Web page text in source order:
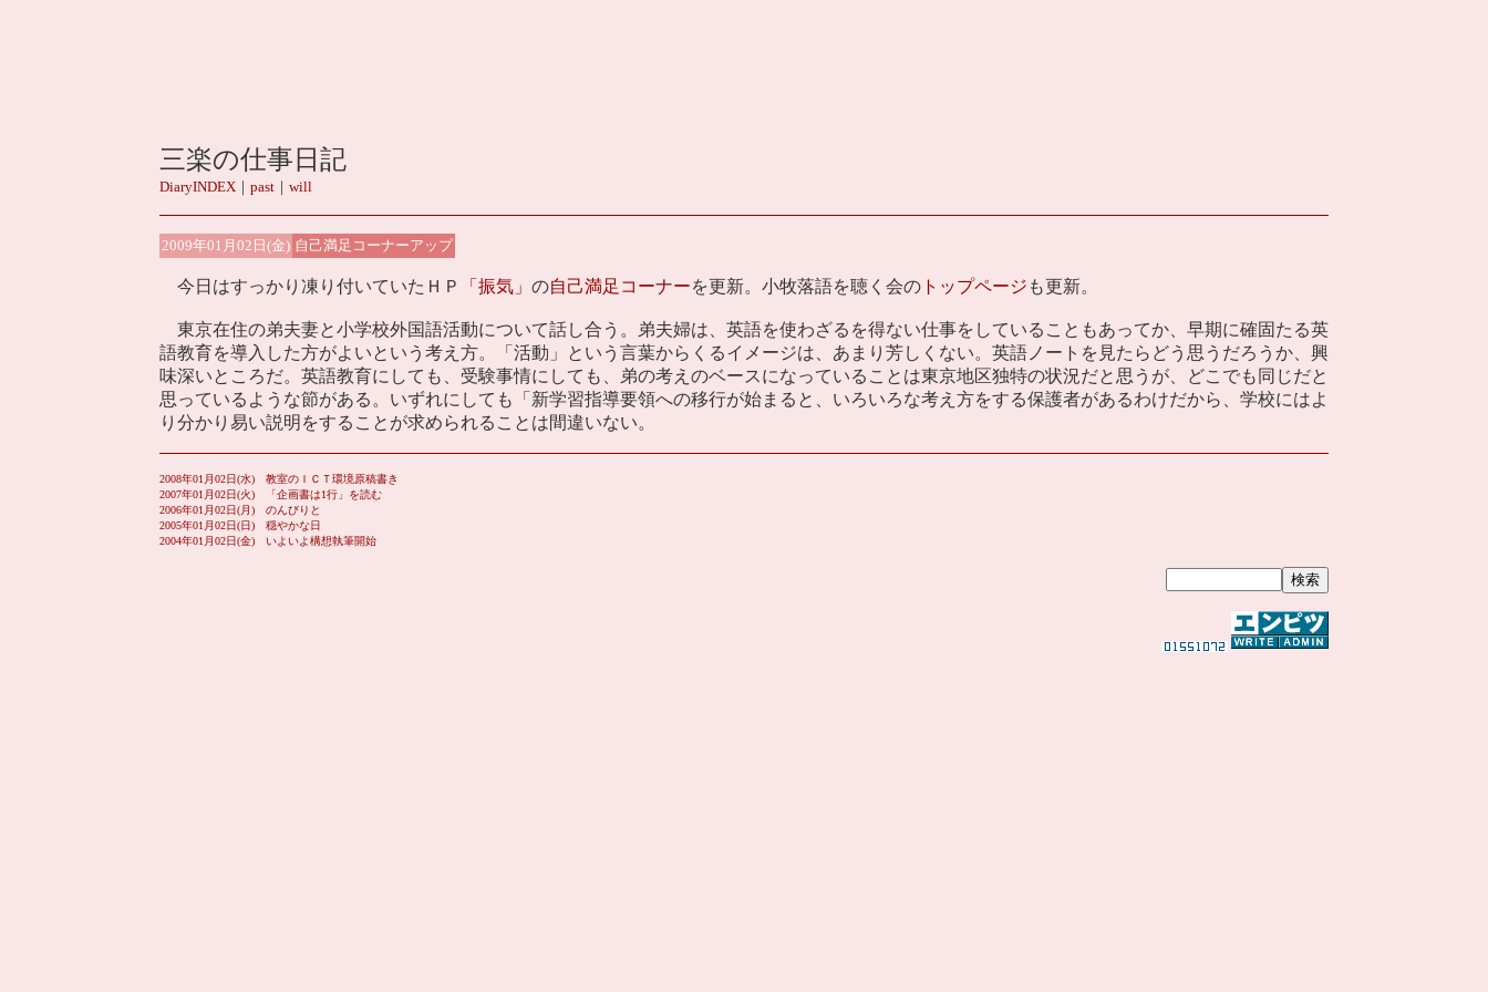
三楽の仕事日記
DiaryINDEX ｜ past ｜ will
2009年01月02日(金) 自己満足コーナーアップ
今日はすっかり凍り付いていたＨＰ 「振気」 の自己満足コーナーを更新。小牧落語を聴く会の トップページ も更新。
東京在住の弟夫妻と小学校外国語活動について話し合う。弟夫婦は、英語を使わざるを得ない仕事をしていることもあってか、早期に確固たる英
語教育を導入した方がよいという考え方。「活動」という言葉からくるイメージは、あまり芳しくない。英語ノートを見たらどう思うだろうか、興
味深いところだ。英語教育にしても、受験事情にしても、弟の考えのベースになっていることは東京地区独特の状況だと思うが、どこでも同じだと
思っているような節がある。いずれにしても「新学習指導要領への移行が始まると、いろいろな考え方をする保護者があるわけだから、学校にはよ
り分かり易い説明をすることが求められることは間違いない。
2008年01月02日(水) 教室のＩＣＴ環境原稿書き
2007年01月02日(火) 「企画書は1行」を読む
2006年01月02日(月) のんびりと
2005年01月02日(日) 穏やかな日
2004年01月02日(金) いよいよ構想執筆開始